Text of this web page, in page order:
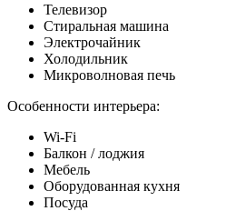
Телевизор
Стиральная машина
Электрочайник
Холодильник
Микроволновая печь
Особенности интерьера:
Wi-Fi
Балкон / лоджия
Мебель
Оборудованная кухня
Посуда